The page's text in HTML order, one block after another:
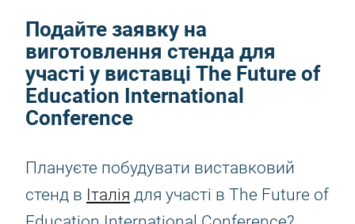
Подайте заявку на
виготовлення стенда для
участі у виставці The Future of
Education International
Conference
Плануєте побудувати виставковий
стенд в Італія для участі в The Future of